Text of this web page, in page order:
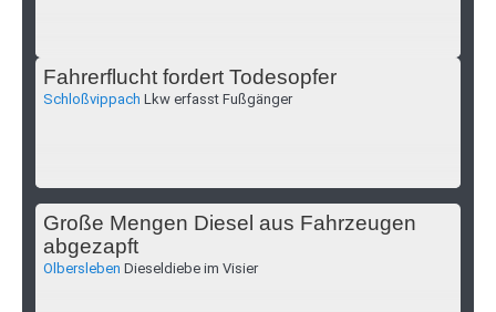
Fahrerflucht fordert Todesopfer
Schloßvippach Lkw erfasst Fußgänger
Große Mengen Diesel aus Fahrzeugen
abgezapft
Olbersleben Dieseldiebe im Visier